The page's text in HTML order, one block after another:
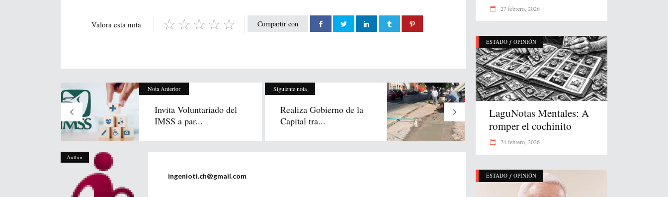
Compartir con
Valora esta nota
Nota Anterior
Invita Voluntariado del
IMSS a par...
Siguiente nota
Realiza Gobierno de la
Capital tra...
Author
ingenioti.ch@gmail.com
27 febrero, 2026
ESTADO / OPINIÓN
LaguNotas Mentales: A
romper el cochinito
24 febrero, 2026
ESTADO / OPINIÓN